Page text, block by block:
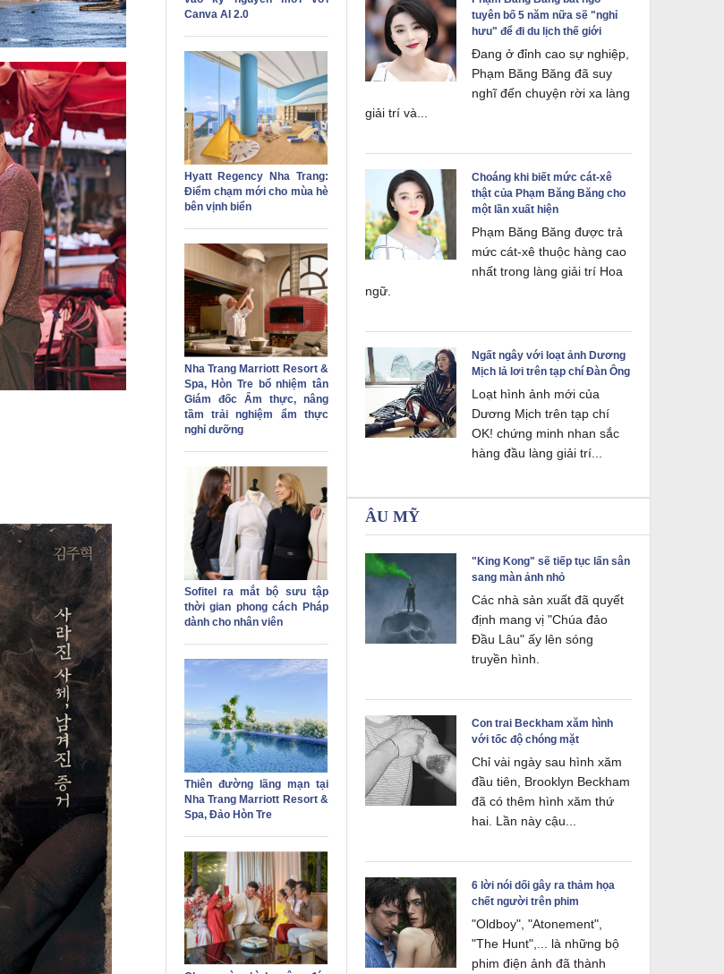
Canva AI 2.0
Hyatt Regency Nha Trang:
Điểm chạm mới cho mùa hè
bên vịnh biển
Nha Trang Marriott Resort &
Spa, Hòn Tre bổ nhiệm tân
Giám đốc Ẩm thực, nâng
tầm trải nghiệm ẩm thực
nghỉ dưỡng
Sofitel ra mắt bộ sưu tập
thời gian phong cách Pháp
dành cho nhân viên
Thiên đường lãng mạn tại
Nha Trang Marriott Resort &
Spa, Đảo Hòn Tre
tuyên bố 5 năm nữa sẽ "nghỉ
hưu" để đi du lịch thế giới
Đang ở đỉnh cao sự nghiệp,
Phạm Băng Băng đã suy
nghĩ đến chuyện rời xa làng
giải trí và...
Choáng khi biết mức cát-xê
thật của Phạm Băng Băng cho
một lần xuất hiện
Phạm Băng Băng được trả
mức cát-xê thuộc hàng cao
nhất trong làng giải trí Hoa
ngữ.
Ngất ngây với loạt ảnh Dương
Mịch lả lơi trên tạp chí Đàn Ông
Loạt hình ảnh mới của
Dương Mịch trên tạp chí
OK! chứng minh nhan sắc
hàng đầu làng giải trí...
ÂU MỸ
"King Kong" sẽ tiếp tục lấn sân
sang màn ảnh nhỏ
Các nhà sản xuất đã quyết
định mang vị "Chúa đảo
Đầu Lâu" ấy lên sóng
truyền hình.
Con trai Beckham xăm hình
với tốc độ chóng mặt
Chỉ vài ngày sau hình xăm
đầu tiên, Brooklyn Beckham
đã có thêm hình xăm thứ
hai. Lần này cậu...
6 lời nói dối gây ra thảm họa
chết người trên phim
"Oldboy", "Atonement",
"The Hunt",... là những bộ
phim điện ảnh đã thành